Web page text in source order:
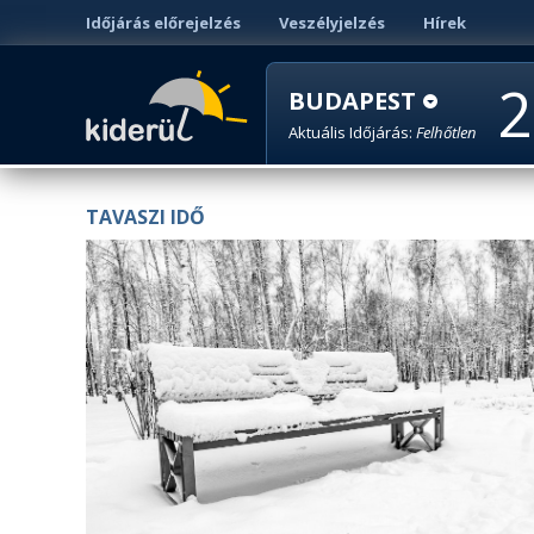
Időjárás előrejelzés Veszélyjelzés Hírek
BUDAPEST
Aktuális Időjárás: Felhőtlen
TAVASZI IDŐ